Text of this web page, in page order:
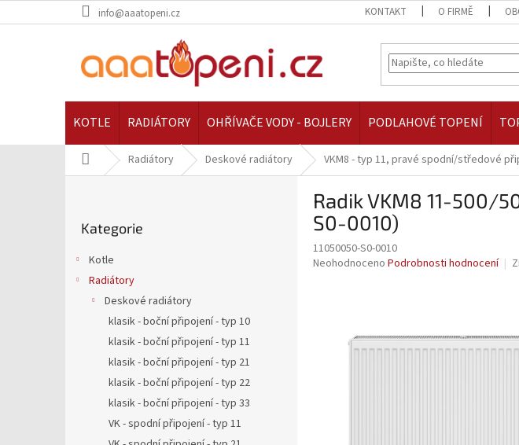
na
info@aaatopeni.cz KONTAKT O FIRMĚ
KOTLE RADIÁTORY OHŘÍVAČE VODY - BOJLERY PODLAHOVÉ TOPENÍ
Domů Radiátory Deskové radiátory VKM8 - typ 11, pravé spodní/středové
kategorie
Kategorie
Kotle
Radiátory
Deskové radiátory
klasik - boční připojení - typ 10
klasik - boční připojení - typ 11
klasik - boční připojení - typ 21
klasik - boční připojení - typ 22
klasik - boční připojení - typ 33
VK - spodní připojení - typ 11
Radik VKM8 11-500/
S0-0010)
11050050-S0-0010
Průměrné
Neohodnoceno Podrobnosti hodnocení